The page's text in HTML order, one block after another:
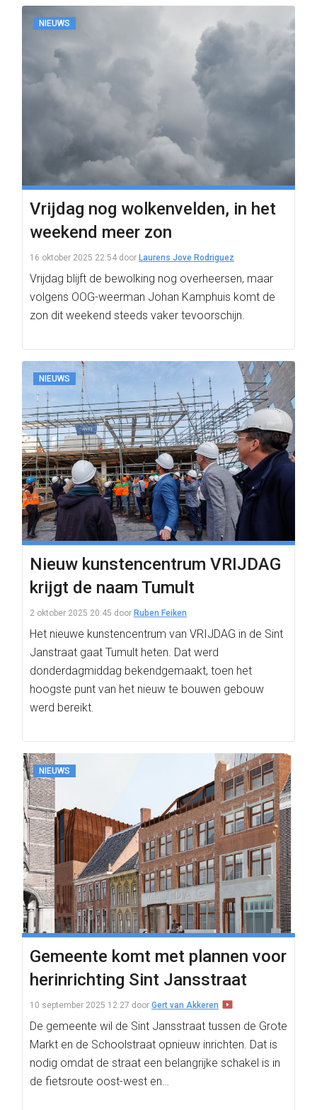
NIEUWS
Vrijdag nog wolkenvelden, in het
weekend meer zon
16 oktober 2025 22:54 door Laurens Jove Rodriguez
Vrijdag blijft de bewolking nog overheersen, maar
volgens OOG-weerman Johan Kamphuis komt de
zon dit weekend steeds vaker tevoorschijn.
NIEUWS
Nieuw kunstencentrum VRIJDAG
krijgt de naam Tumult
2 oktober 2025 20:45 door Ruben Feiken
Het nieuwe kunstencentrum van VRIJDAG in de Sint
Janstraat gaat Tumult heten. Dat werd
donderdagmiddag bekendgemaakt, toen het
hoogste punt van het nieuw te bouwen gebouw
werd bereikt.
NIEUWS
Gemeente komt met plannen voor
herinrichting Sint Jansstraat
10 september 2025 12:27 door Gert van Akkeren
De gemeente wil de Sint Jansstraat tussen de Grote
Markt en de Schoolstraat opnieuw inrichten. Dat is
nodig omdat de straat een belangrijke schakel is in
de fietsroute oost-west en…